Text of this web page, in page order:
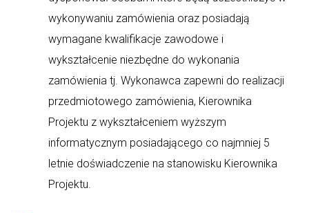
wykonywaniu zamówienia oraz posiadają
wymagane kwalifikacje zawodowe i
wykształcenie niezbędne do wykonania
zamówienia tj. Wykonawca zapewni do realizacji
przedmiotowego zamówienia, Kierownika
Projektu z wykształceniem wyższym
informatycznym posiadającego co najmniej 5
letnie doświadczenie na stanowisku Kierownika
Projektu.